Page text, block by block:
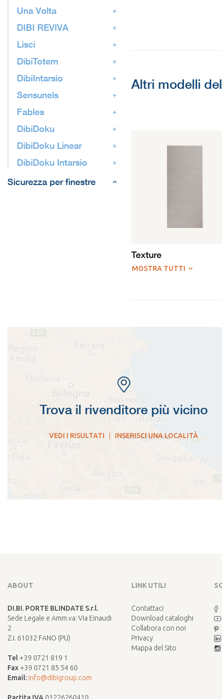
Una Volta
DIBI REVIVA
Lisci
DibiTotem
DibiIntarsio
Sensunels
Fables
DibiDoku
DibiDoku Linear
DibiDoku Intarsio
Sicurezza per finestre
Altri modelli
Texture
MOSTRA TUTTI
Trova il rivenditore più vicino
VEDI I RISULTATI INSERISCI UNA LOCALITÀ
ABOUT
DI.BI. PORTE BLINDATE S.r.l.
Sede Legale e Amm.va: Via Einaudi
2
Z.I. 61032 FANO (PU)
Tel +39 0721 819 1
Fax +39 0721 85 54 60
Email: info@dibigroup.com
LINK UTILI
Contattaci
Download cataloghi
Collabora con noi
Privacy
Mappa del Sito